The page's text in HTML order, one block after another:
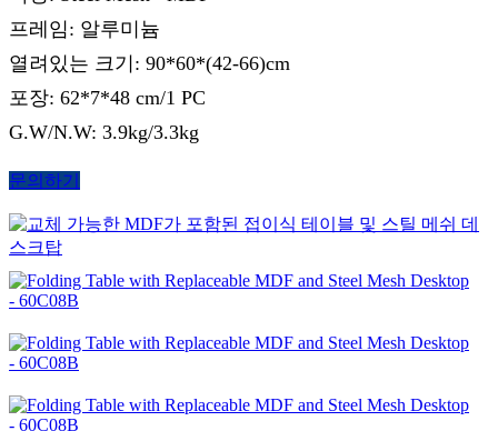
프레임: 알루미늄
열려있는 크기: 90*60*(42-66)cm
포장: 62*7*48 cm/1 PC
G.W/N.W: 3.9kg/3.3kg
문의하기